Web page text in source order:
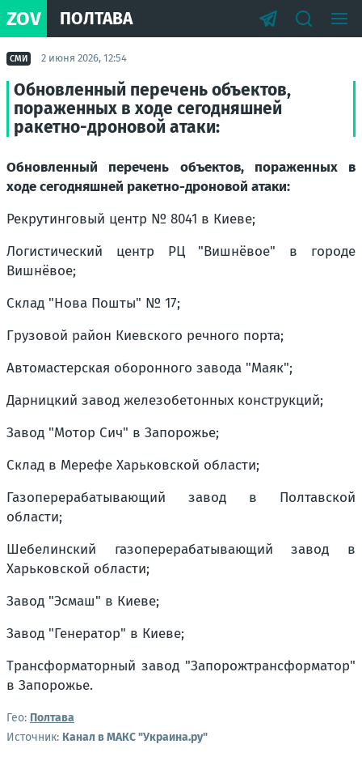
ZOV ПОЛТАВА
СМИ 2 июня 2026, 12:54
Обновленный перечень объектов,
пораженных в ходе сегодняшней
ракетно-дроновой атаки:
Обновленный перечень объектов, пораженных в
ходе сегодняшней ракетно-дроновой атаки:
Рекрутинговый центр № 8041 в Киеве;
Логистический центр РЦ "Вишнёвое" в городе
Вишнёвое;
Склад "Нова Пошты" № 17;
Грузовой район Киевского речного порта;
Автомастерская оборонного завода "Маяк";
Дарницкий завод железобетонных конструкций;
Завод "Мотор Сич" в Запорожье;
Склад в Мерефе Харьковской области;
Газоперерабатывающий завод в Полтавской
области;
Шебелинский газоперерабатывающий завод в
Харьковской области;
Завод "Эсмаш" в Киеве;
Завод "Генератор" в Киеве;
Трансформаторный завод "Запорожтрансформатор"
в Запорожье.
Гео: Полтава
Источник: Канал в МАКС "Украина.ру"